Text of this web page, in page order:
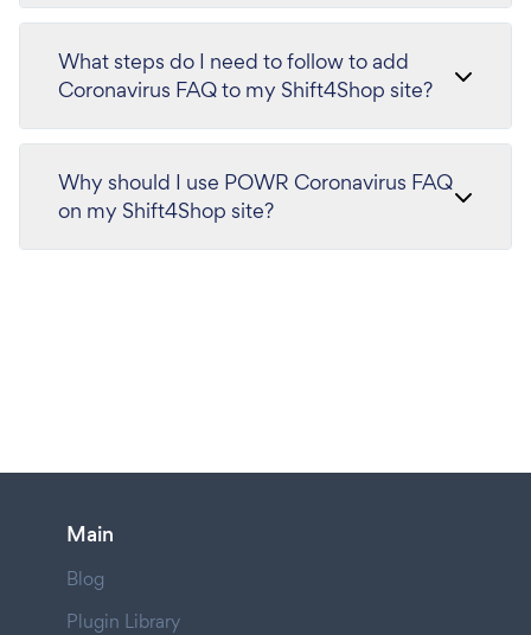
What steps do I need to follow to add
Coronavirus FAQ to my Shift4Shop site?
Why should I use POWR Coronavirus FAQ
on my Shift4Shop site?
Main
Blog
Plugin Library